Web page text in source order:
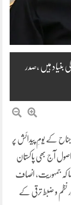
بنیاد ہیں ،صدر
کے یومِ پیدائش پر
آج بھی پاکستان
کہ جمہوریت، انصاف
نظم و ضبط ترقی کے